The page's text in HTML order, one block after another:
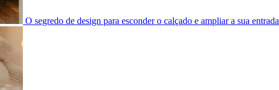
O segredo de design para esconder o calçado e ampliar a sua entrada